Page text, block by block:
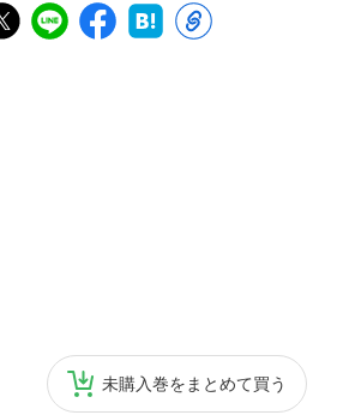
未購入巻をまとめて買う